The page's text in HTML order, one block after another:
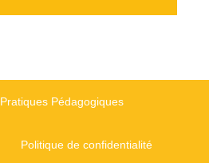
Pratiques Pédagogiques
Politique de confidentialité